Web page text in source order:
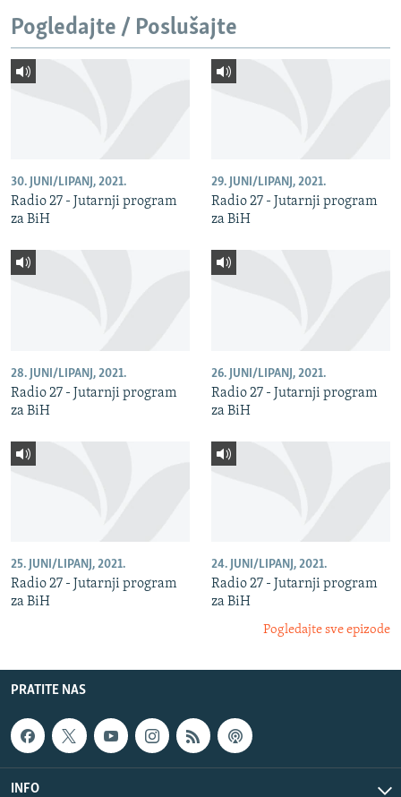
Pogledajte / Poslušajte
30. JUNI/LIPANJ, 2021.
Radio 27 - Jutarnji program
za BiH
29. JUNI/LIPANJ, 2021.
Radio 27 - Jutarnji program
za BiH
28. JUNI/LIPANJ, 2021.
Radio 27 - Jutarnji program
za BiH
26. JUNI/LIPANJ, 2021.
Radio 27 - Jutarnji program
za BiH
25. JUNI/LIPANJ, 2021.
Radio 27 - Jutarnji program
za BiH
24. JUNI/LIPANJ, 2021.
Radio 27 - Jutarnji program
za BiH
Pogledajte sve epizode
PRATITE NAS
INFO